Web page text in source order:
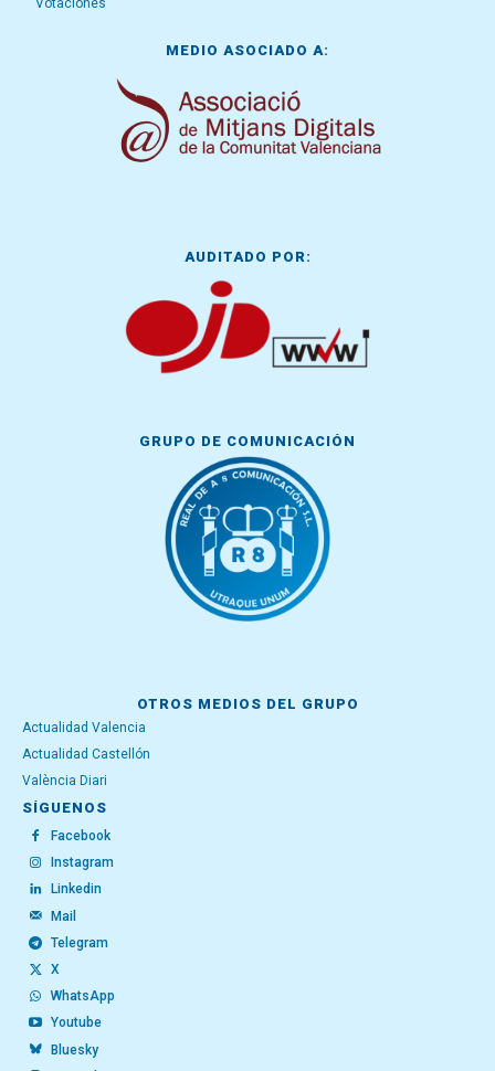
Votaciones
MEDIO ASOCIADO A:
AUDITADO POR:
GRUPO DE COMUNICACIÓN
OTROS MEDIOS DEL GRUPO
Actualidad Valencia
Actualidad Castellón
València Diari
SÍGUENOS
Facebook
Instagram
Linkedin
Mail
Telegram
X
WhatsApp
Youtube
Bluesky